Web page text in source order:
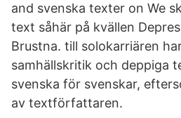
and svenska texter on We
text såhär på kvällen
Brustna. till solokarriären
samhällskritik och deppiga
svenska för svenskar,
av textförfattaren.